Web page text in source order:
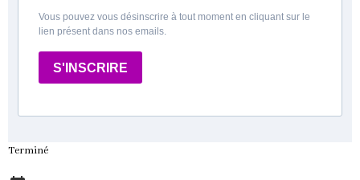
Vous pouvez vous désinscrire à tout moment en cliquant sur le
lien présent dans nos emails.
S'INSCRIRE
Terminé